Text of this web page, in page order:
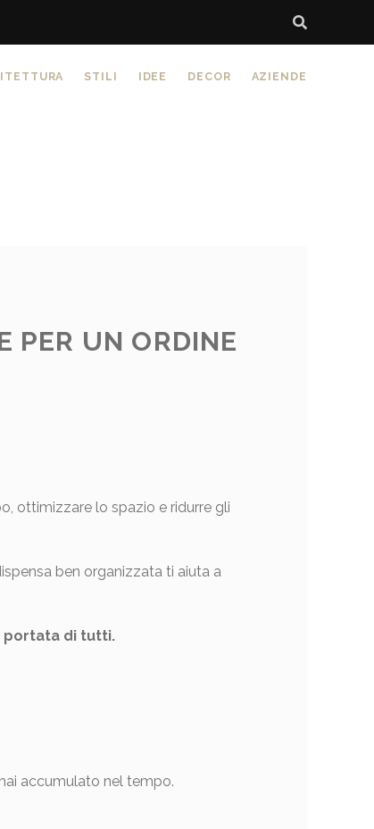
STILI IDEE DECOR AZIENDE
PER UN ORDINE
ottimizzare lo spazio e ridurre gli
ben organizzata ti aiuta a
portata di tutti.
accumulato nel tempo.